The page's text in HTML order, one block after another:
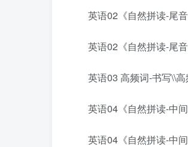
英语02《自然拼读-尾
英语02《自然拼读-尾
英语03 高频词-书写\\
英语04《自然拼读-中
英语04《自然拼读-中